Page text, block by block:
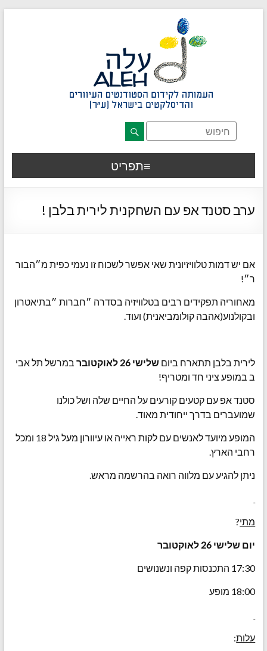
דלג לתוכן רצוי/Skip to content
חלק תחתון באתר
תפריט
ערב סטנד אפ עם השחקנית לירית בלבן !
אם יש דמות טלוויזיונית שאי אפשר לשכוח זו נעמי כפית מ״הבור
ר״!
מאחוריה תפקידים רבים בטלוויזיה ‏בסדרה ״חברות ״בתיאטרון
ובקולנוע(אהבה קולומביאנית) ועוד.
לירית ‏בלבן תתארח ‏ביום שלישי 26 לאוקטובר
במרשל תל אבי
ב במופע ציני חד ומטריף!
סטנד אפ עם קטעים קורעים על החיים שלה ושל כולנו
שמועברים בדרך ייחודית מאוד.
המופע מיועד לאנשים עם לקות ראייה או עיוורון מעל גיל 18 ומכל
רחבי הארץ.
ניתן להגיע עם מלווה רואה בהרשמה מראש.
מתי?
יום שלישי 26 לאוקטובר
17:30 התכנסות קפה ונשנושים
18:00 מופע
עלות: